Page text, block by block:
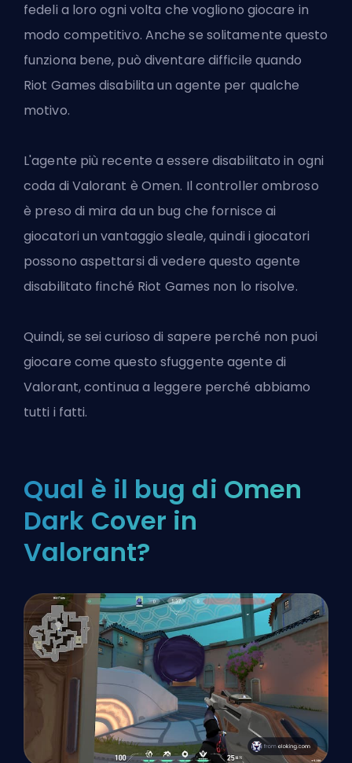
fedeli a loro ogni volta che vogliono giocare in
modo competitivo. Anche se solitamente questo
funziona bene, può diventare difficile quando
Riot Games disabilita un agente per qualche
motivo.
L'agente più recente a essere disabilitato in ogni
coda di Valorant è Omen. Il controller ombroso
è preso di mira da un bug che fornisce ai
giocatori un vantaggio sleale, quindi i giocatori
possono aspettarsi di vedere questo agente
disabilitato finché Riot Games non lo risolve.
Quindi, se sei curioso di sapere perché non puoi
giocare come questo sfuggenteagente di
Valorant, continua a leggere perché abbiamo
tutti i fatti.
Qual è il bug di Omen
Dark Cover in
Valorant?